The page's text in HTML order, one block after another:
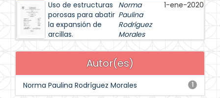
Uso de estructuras
porosas para abatir
la expansión de
arcillas.
Norma
Paulina
Rodríguez
Morales
1-ene-2020
Autor(es)
1
Norma Paulina Rodríguez Morales